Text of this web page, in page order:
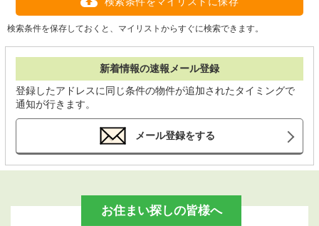
検索条件を保存しておくと、マイリストからすぐに検索できます。
新着情報の速報メール登録
登録したアドレスに同じ条件の物件が追加されたタイミングで
通知が行きます。
メール登録をする
お住まい探しの皆様へ